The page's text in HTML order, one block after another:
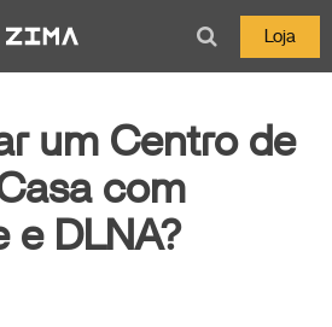
Loja
um Centro de
com
e DLNA?